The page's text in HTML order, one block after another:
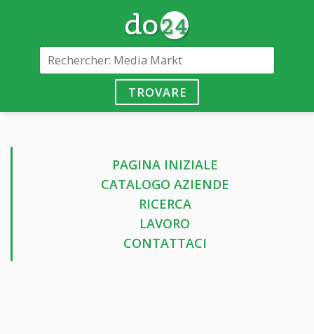
TROVARE
PAGINA INIZIALE
CATALOGO AZIENDE
RICERCA
LAVORO
CONTATTACI